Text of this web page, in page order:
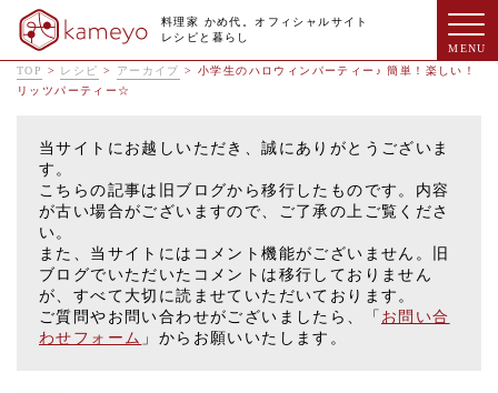
料理家 かめ代。オフィシャルサイト
レシピと暮らし
TOP > レシピ > アーカイブ >小学生のハロウィンパーティー♪ 簡単！楽しい！
リッツパーティー☆
当サイトにお越しいただき、誠にありがとうございま
す。
こちらの記事は旧ブログから移行したものです。内容
が古い場合がございますので、ご了承の上ご覧くださ
い。
また、当サイトにはコメント機能がございません。旧
ブログでいただいたコメントは移行しておりません
が、すべて大切に読ませていただいております。
ご質問やお問い合わせがございましたら、「 お問い合
わせフォーム 」からお願いいたします。